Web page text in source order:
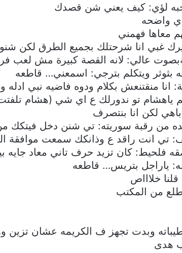
لؤي: كيف يعني شن قصدك
واضحه
معاها فهمني
غبي انا شرحتلك بجميع الطرق لكن شنو
عالي: لانه القصة كبيرة مش لعب
بثوثر ويتكلم بترجي: اسمعني… قاطعه
انا منقتنعش بكلام ودوه فاضيه نبي
ياهشام تو ندورلك ع اي شي (هشام
لكن انا بنتصرف
من رقبة سوريته: تي شنن دخل فيتكك
تي انت راقد ع وذانكك سمعت موافقة
فلحيط: كان تزيد حرف تاني معاد جايه
ياراجل بتريس… قاطعه
خلاااص
من المكتب
وبدت تجهز ف الكريمه عشان تزين
هدى